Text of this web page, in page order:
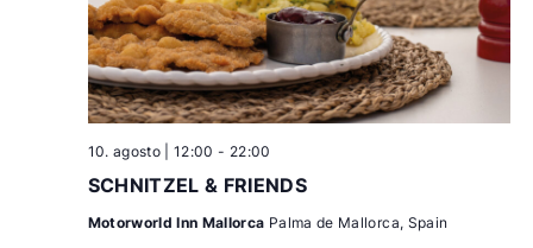
SCHNITZEL & FRIENDS
10. agosto | 12:00 - 22:00
Motorworld Inn Mallorca Palma de Mallorca, Spain